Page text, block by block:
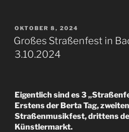
VERÖFFENTLICHT
AM
OKTOBER 8, 2024
Großes Straßenfest in
3.10.2024
Eigentlich sind es 3
Erstens der Berta Tag,
Straßenmusikfest, drittens
Künstlermarkt.